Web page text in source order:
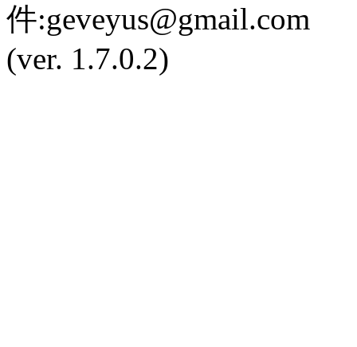
件:geveyus@gmail.com
(ver. 1.7.0.2)